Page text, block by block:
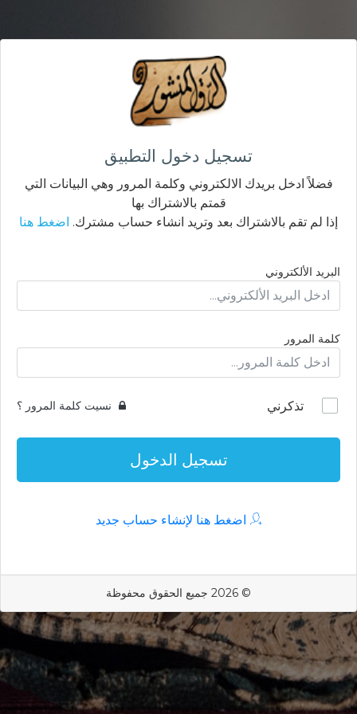
تسجيل دخول التطبيق
فضلاً ادخل بريدك الالكتروني وكلمة المرور وهي البيانات التي
قمتم بالاشتراك بها
إذا لم تقم بالاشتراك بعد وتريد انشاء حساب مشترك. اضغط هنا
البريد الألكتروني
كلمة المرور
تذكرني نسيت كلمة المرور ؟
تسجيل الدخول
اضغط هنا لإنشاء حساب جديد
© 2026 جميع الحقوق محفوظة